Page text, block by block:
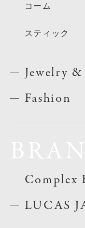
コーム
スティック
Jewelry
Fashion
Complex
LUCAS